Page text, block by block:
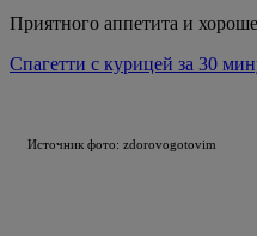
Приятного аппетита и
Спагетти с курицей за 30
Источник фото: zdorovogotovim